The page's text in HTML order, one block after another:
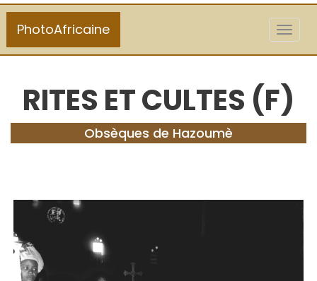
PhotoAfricaine
RITES ET CULTES (F)
Obsèques de Hazoumè